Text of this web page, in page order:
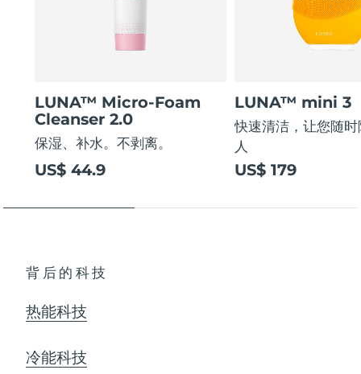
LUNA™ Micro-Foam
Cleanser 2.0
保湿、补水。不剥离。
US$ 44.9
LUNA™ mini 3
快速清洁，让您随
人
US$ 179
背后的科技
热能科技
冷能科技